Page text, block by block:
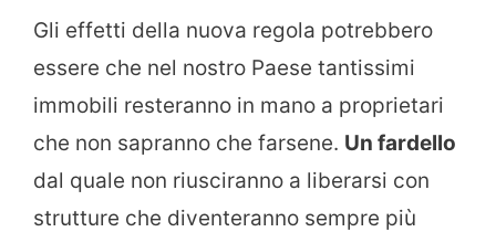
Gli effetti della nuova regola potrebbero
essere che nel nostro Paese tantissimi
immobili resteranno in mano a proprietari
che non sapranno che farsene. Un fardello
dal quale non riusciranno a liberarsi con
strutture che diventeranno sempre più